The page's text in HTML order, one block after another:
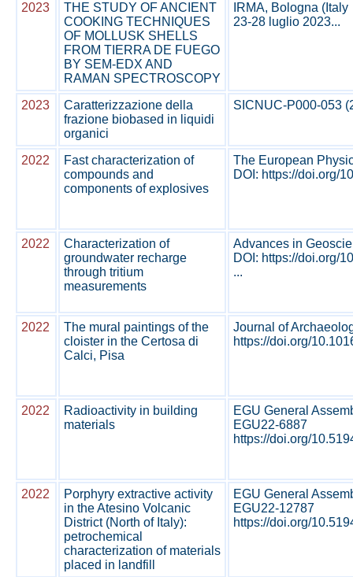
2023
THE STUDY OF ANCIENT
COOKING TECHNIQUES
OF MOLLUSK SHELLS
FROM TIERRA DE FUEGO
BY SEM-EDX AND
RAMAN SPECTROSCOPY
IRMA, Bologna (Italy
23-28 luglio 2023...
2023
Caratterizzazione della
frazione biobased in liquidi
organici
SICNUC-P000-053
2022
Fast characterization of
compounds and
components of explosives
The European
DOI: https://doi.org/
2022
Characterization of
groundwater recharge
through tritium
measurements
Advances in
DOI: https://doi.org/
...
2022
The mural paintings of the
cloister in the Certosa di
Calci, Pisa
Journal of
https://doi.org/
2022
Radioactivity in building
materials
EGU General
EGU22-6887
https://doi.org/
2022
Porphyry extractive activity
in the Atesino Volcanic
District (North of Italy):
petrochemical
characterization of materials
placed in landfill
EGU General
EGU22-12787
https://doi.org/